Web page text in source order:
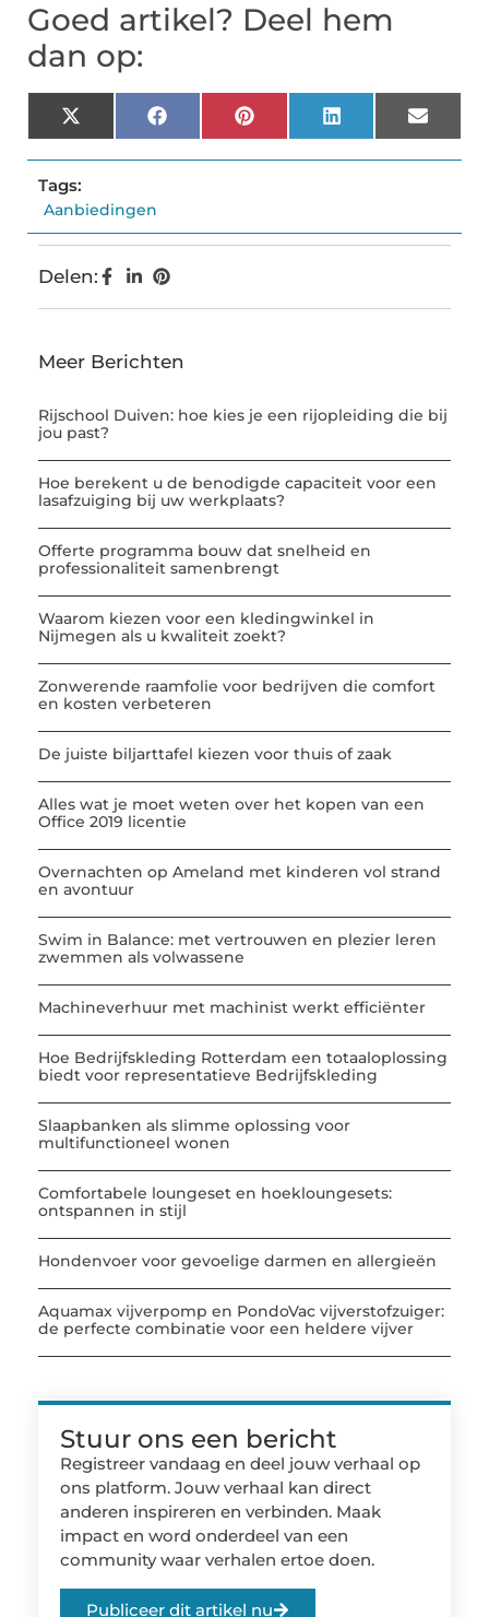
Goed artikel? Deel hem
dan op:
X
(Twitter)
FacebookPinterestLinkedInEmail
Tags:
Aanbiedingen
Delen:
Meer Berichten
Rijschool Duiven: hoe kies je een rijopleiding die bij
jou past?
Hoe berekent u de benodigde capaciteit voor een
lasafzuiging bij uw werkplaats?
Offerte programma bouw dat snelheid en
professionaliteit samenbrengt
Waarom kiezen voor een kledingwinkel in
Nijmegen als u kwaliteit zoekt?
Zonwerende raamfolie voor bedrijven die comfort
en kosten verbeteren
De juiste biljarttafel kiezen voor thuis of zaak
Alles wat je moet weten over het kopen van een
Office 2019 licentie
Overnachten op Ameland met kinderen vol strand
en avontuur
Swim in Balance: met vertrouwen en plezier leren
zwemmen als volwassene
Machineverhuur met machinist werkt efficiënter
Hoe Bedrijfskleding Rotterdam een totaaloplossing
biedt voor representatieve Bedrijfskleding
Slaapbanken als slimme oplossing voor
multifunctioneel wonen
Comfortabele loungeset en hoekloungesets:
ontspannen in stijl
Hondenvoer voor gevoelige darmen en allergieën
Aquamax vijverpomp en PondoVac vijverstofzuiger:
de perfecte combinatie voor een heldere vijver
Stuur ons een bericht
Registreer vandaag en deel jouw verhaal op
ons platform. Jouw verhaal kan direct
anderen inspireren en verbinden. Maak
impact en word onderdeel van een
community waar verhalen ertoe doen.
Publiceer dit artikel nu